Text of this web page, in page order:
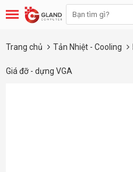
Trang chủ Tản Nhiệt - Cooling
Giá đỡ - dựng VGA